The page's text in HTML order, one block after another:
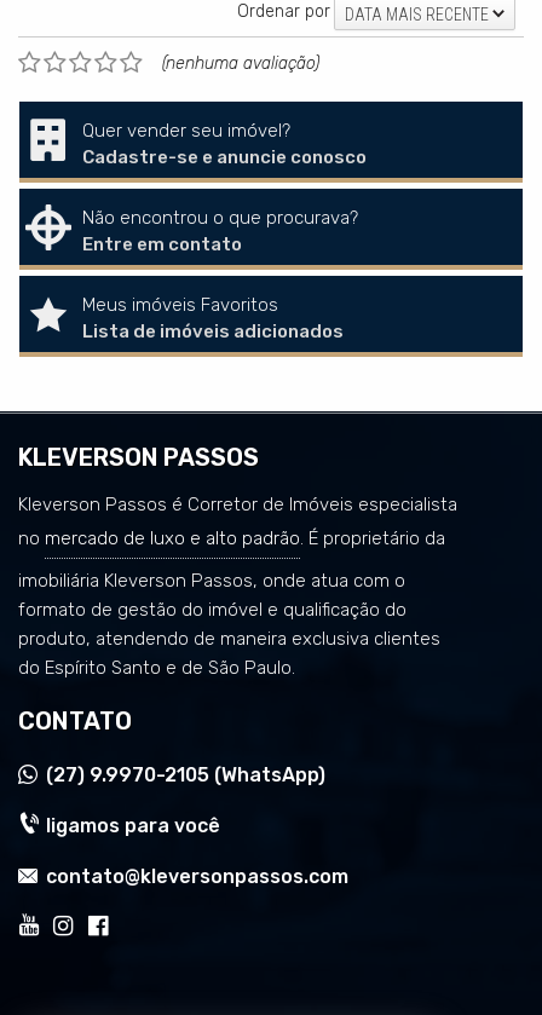
Ordenar por DATA MAIS RECENTE
(nenhuma avaliação)
Quer vender seu imóvel?
Cadastre-se e anuncie conosco
Não encontrou o que procurava?
Entre em contato
Meus imóveis Favoritos
Lista de imóveis adicionados
KLEVERSON PASSOS
Kleverson Passos é Corretor de Imóveis especialista
no mercado de luxo e alto padrão. É proprietário da
imobiliária Kleverson Passos, onde atua com o
formato de gestão do imóvel e qualificação do
produto, atendendo de maneira exclusiva clientes
do Espírito Santo e de São Paulo.
CONTATO
(27) 9.9970-2105 (WhatsApp)
ligamos para você
contato@kleversonpassos.com